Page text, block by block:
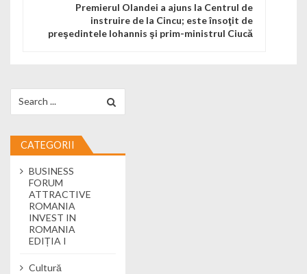
Premierul Olandei a ajuns la Centrul de
instruire de la Cincu; este însoţit de
preşedintele Iohannis şi prim-ministrul Ciucă
CATEGORII
BUSINESS
FORUM
ATTRACTIVE
ROMANIA
INVEST IN
ROMANIA
EDIȚIA I
Cultură